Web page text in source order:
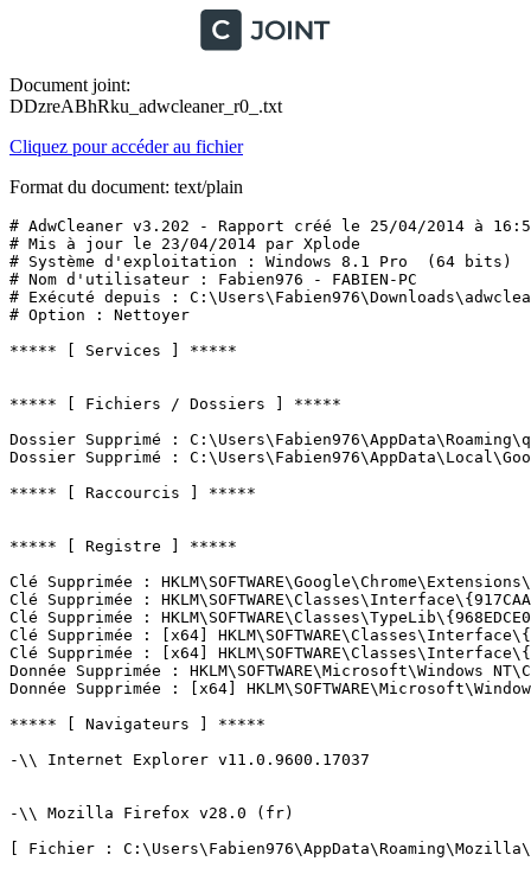
Document joint:
DDzreABhRku_adwcleaner_r0_.txt
Cliquez pour accéder au fichier
Format du document: text/plain
# AdwCleaner v3.202 - Rapport créé le 25/04/2014 à
# Mis à jour le 23/04/2014 par Xplode
# Système d'exploitation : Windows 8.1 Pro  (64 bits)
# Nom d'utilisateur : Fabien976 - FABIEN-PC
# Exécuté depuis :
# Option : Nettoyer
***** [ Services ] *****
***** [ Fichiers / Dossiers ] *****
Dossier Supprimé :
Dossier Supprimé :
***** [ Raccourcis ] *****
***** [ Registre ] *****
Clé Supprimée :
Clé Supprimée :
Clé Supprimée :
Clé Supprimée : [x64]
Clé Supprimée : [x64]
Donnée Supprimée : HKLM\SOFTWARE\Microsoft\Windows
Donnée Supprimée : [x64]
***** [ Navigateurs ] *****
-\\ Internet Explorer v11.0.9600.17037
-\\ Mozilla Firefox v28.0 (fr)
[ Fichier :